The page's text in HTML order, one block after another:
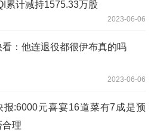
累计减持1575.33万股
2023-06-06
看：他连退役都很伊布真的吗
2023-06-06
报:6000元喜宴16道菜有7成是预
合理